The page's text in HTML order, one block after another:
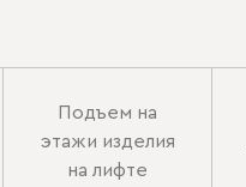
Подъем на
этажи изделия
на лифте